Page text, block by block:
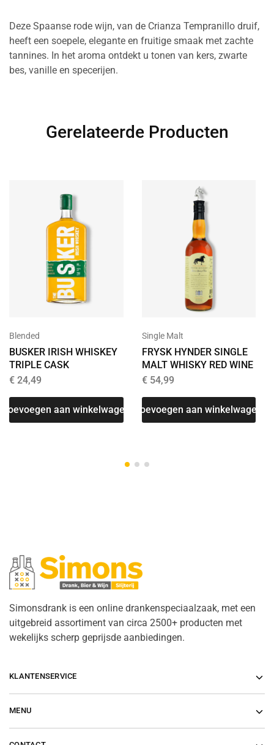
Deze Spaanse rode wijn, van de Crianza Tempranillo druif,
heeft een soepele, elegante en fruitige smaak met zachte
tannines. In het aroma ontdekt u tonen van kers, zwarte
bes, vanille en specerijen.
Gerelateerde Producten
Blended
BUSKER IRISH WHISKEY
TRIPLE CASK
€ 24,49
Toevoegen aan winkelwagen
Single Malt
FRYSK HYNDER SINGLE
MALT WHISKY RED WINE
€54,99
Toevoegen aan winkelwagen
Simonsdrank is een online drankenspeciaalzaak, met een
uitgebreid assortiment van circa 2500+ producten met
wekelijks scherp geprijsde aanbiedingen.
KLANTENSERVICE
MENU